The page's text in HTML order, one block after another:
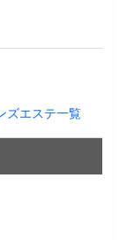
ズエステ一覧